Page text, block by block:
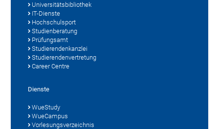
Universitätsbibliothek
IT-Dienste
Hochschulsport
Studienberatung
Prüfungsamt
Studierendenkanzlei
Studierendenvertretung
Career Centre
Dienste
WueStudy
WueCampus
Vorlesungsverzeichnis